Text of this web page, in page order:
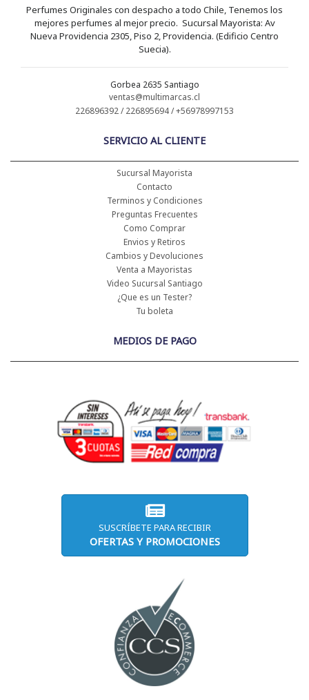
Perfumes Originales con despacho a todo Chile, Tenemos los
mejores perfumes al mejor precio. Sucursal Mayorista: Av
Nueva Providencia 2305, Piso 2, Providencia. (Edificio Centro
Suecia).
Gorbea 2635 Santiago
ventas@multimarcas.cl
226896392 / 226895694 / +56978997153
SERVICIO AL CLIENTE
Sucursal Mayorista
Contacto
Terminos y Condiciones
Preguntas Frecuentes
Como Comprar
Envios y Retiros
Cambios y Devoluciones
Venta a Mayoristas
Video Sucursal Santiago
¿Que es un Tester?
Tu boleta
MEDIOS DE PAGO
SUSCRÍBETE PARA RECIBIR
OFERTAS Y PROMOCIONES